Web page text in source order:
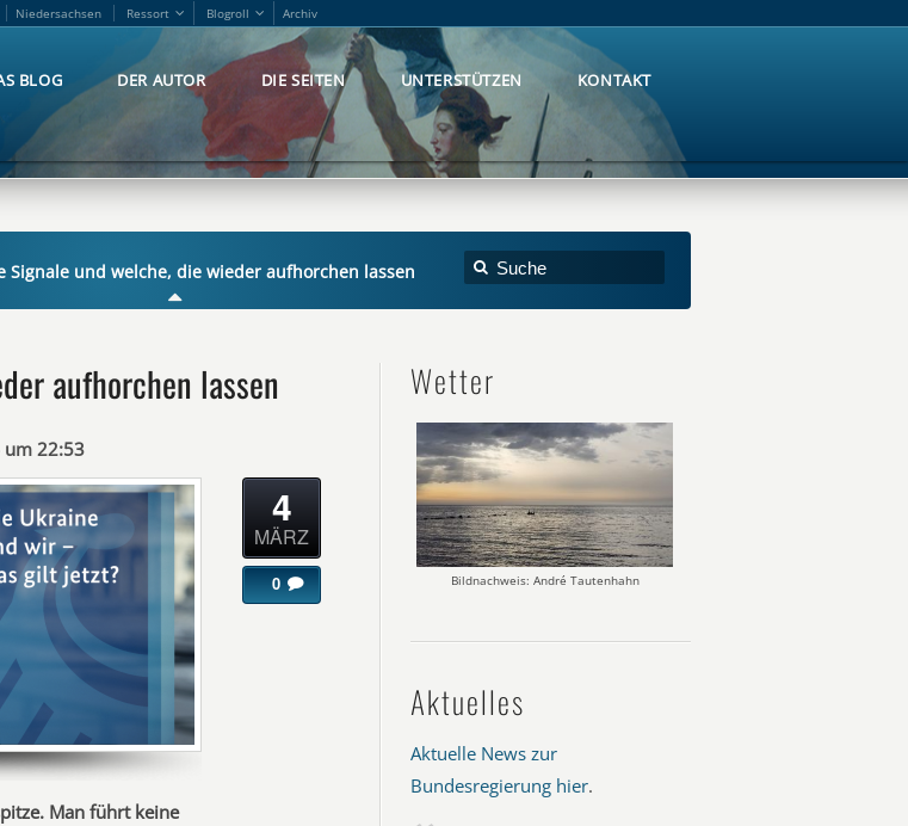
Niedersachsen Ressort Blogroll Archiv
BLOG DER AUTOR DIE SEITEN UNTERSTÜTZEN KONTAKT
Signale und welche, die wieder aufhorchen lassen
aufhorchen lassen
um 22:53
Man führt keine
4
MÄRZ
0
Wetter
Bildnachweis: André Tautenhahn
Aktuelles
Aktuelle News zur
Bundesregierung hier.
Niedersachsen Ressort Blogroll Archiv
BLOG DER AUTOR DIE SEITEN UNTERSTÜTZEN KONTAKT